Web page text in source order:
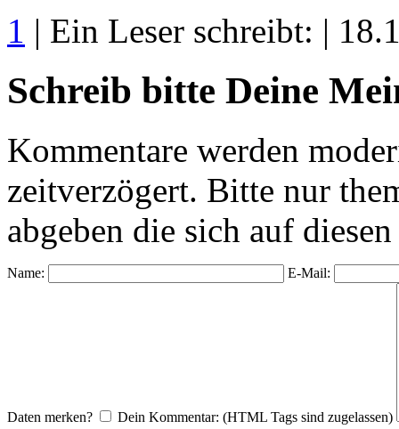
1 | Ein Leser schreibt: |
Schreib bitte Deine
Kommentare werden
zeitverzögert. Bitte nur
abgeben die sich auf
Name: E-Mail:
Daten merken? Dein Kommentar: (HTML Tags sind zugelassen)